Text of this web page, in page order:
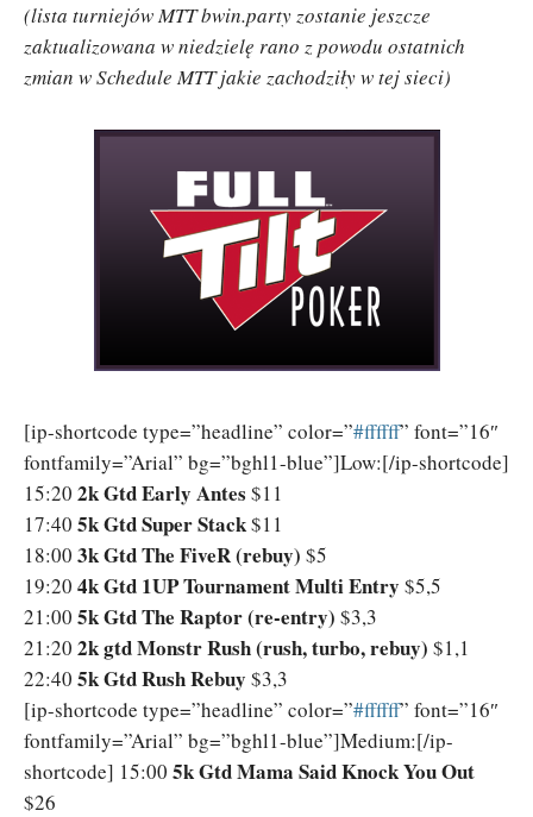
(lista turniejów MTT bwin.party zostanie jeszcze
zaktualizowana w niedzielę rano z powodu ostatnich
zmian w Schedule MTT jakie zachodziły w tej sieci)
[ip-shortcode type=”headline” color=”‪#‎ffffff‬” font=”16″
fontfamily=”Arial” bg=”bghl1-blue”]Low:[/ip-shortcode]
15:20 2k Gtd Early Antes $11
17:40 5k Gtd Super Stack$11
18:00 3k Gtd The FiveR(rebuy) $5
19:20 4k Gtd 1UP Tournament Multi Entry $5,5
21:00 5k Gtd The Raptor (re-entry) $3,3
21:20 2k gtd Monstr Rush (rush, turbo, rebuy) $1,1
22:40 5k Gtd Rush Rebuy $3,3
[ip-shortcode type=”headline” color=”‪#‎ffffff‬” font=”16″
fontfamily=”Arial” bg=”bghl1-blue”]Medium:[/ip-
shortcode] 15:00 5k Gtd Mama Said Knock You Out
$26